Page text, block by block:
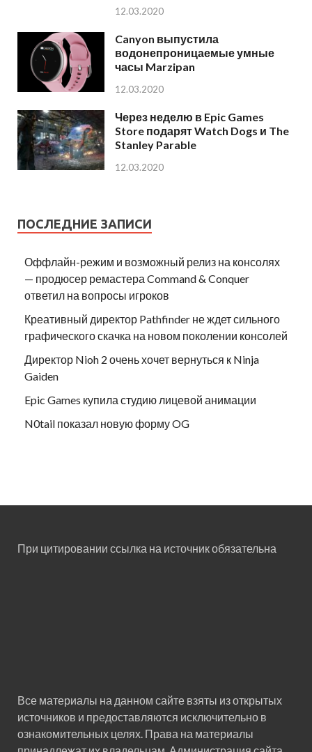
12.03.2020
Canyon выпустила
водонепроницаемые умные
часы Marzipan
12.03.2020
Через неделю в Epic Games
Store подарят Watch Dogs и The
Stanley Parable
12.03.2020
ПОСЛЕДНИЕ ЗАПИСИ
Оффлайн-режим и возможный релиз на консолях
— продюсер ремастера Command & Conquer
ответил на вопросы игроков
Креативный директор Pathfinder не ждет сильного
графического скачка на новом поколении консолей
Директор Nioh 2 очень хочет вернуться к Ninja
Gaiden
Epic Games купила студию лицевой анимации
N0tail показал новую форму OG
При цитировании ссылка на источник обязательна
Все материалы на данном сайте взяты из открытых
источников и предоставляются исключительно в
ознакомительных целях. Права на материалы